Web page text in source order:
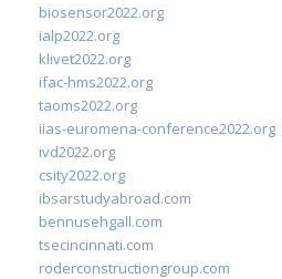
biosensor2022.org
ialp2022.org
klivet2022.org
ifac-hms2022.org
taoms2022.org
iias-euromena-conference2022.org
ivd2022.org
csity2022.org
ibsarstudyabroad.com
bennusehgall.com
tsecincinnati.com
roderconstructiongroup.com